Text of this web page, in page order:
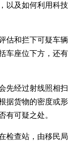
以及如何利用科技
估和拦下可疑车辆
车座位下方，还有
先经过射线照相扫
据货物的密度或形
有可疑之处。
检查站，由移民局